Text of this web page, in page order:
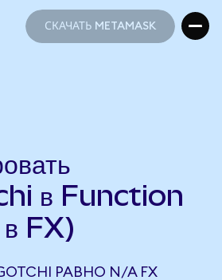
СКАЧАТЬ METAMASK
в Function
FX)
РАВНО N/A FX